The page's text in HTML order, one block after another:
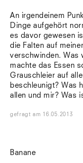
An irgendeinem
Dinge aufgehört
es davor gewesen
die Falten auf
verschwinden. Was
machte das Essen
Grauschleier auf
beschleunigt? Was
allen und mir? Was
gefragt am 16.05.2013
Banane